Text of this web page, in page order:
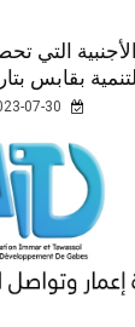
الأجنبية التي
بقابس بتاريخ 14/07/